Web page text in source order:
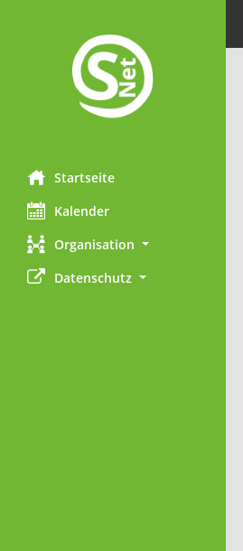
Startseite
Kalender
Organisation
Datenschutz